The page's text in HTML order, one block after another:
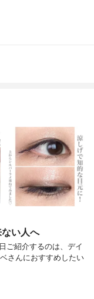
い人へ
ご紹介するのは、デイ
さんにおすすめしたい